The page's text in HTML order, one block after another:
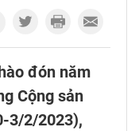
đón năm
Cộng sản
3/2/2023),